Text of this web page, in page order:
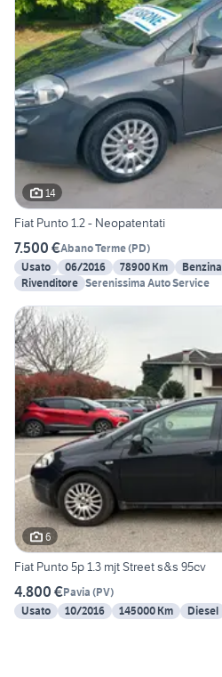
14
Fiat Punto 1.2 - Neopatentati
7.500 €Abano Terme(PD)
Usato
06/2016 78900 Km Benzina
Rivenditore Serenissima Auto Service
6
Fiat Punto 5p 1.3 mjt Street s&s 95cv
4.800 €Pavia (PV)
Usato
10/2016 145000 Km Diesel